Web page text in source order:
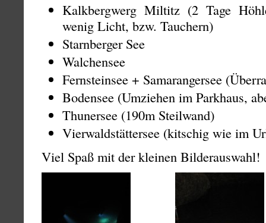
Kalkbergwerg Miltitz (2 Tage
wenig Licht, bzw. Tauchern)
Starnberger See
Walchensee
Fernsteinsee + Samarangersee
Bodensee (Umziehen im Parkhaus,
Thunersee (190m Steilwand)
Vierwaldstättersee (kitschig wie im
Viel Spaß mit der kleinen Bilderauswahl!